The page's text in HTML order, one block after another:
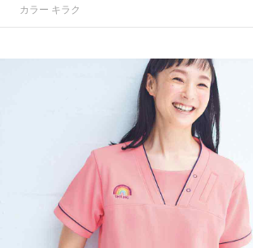
カラー キラク